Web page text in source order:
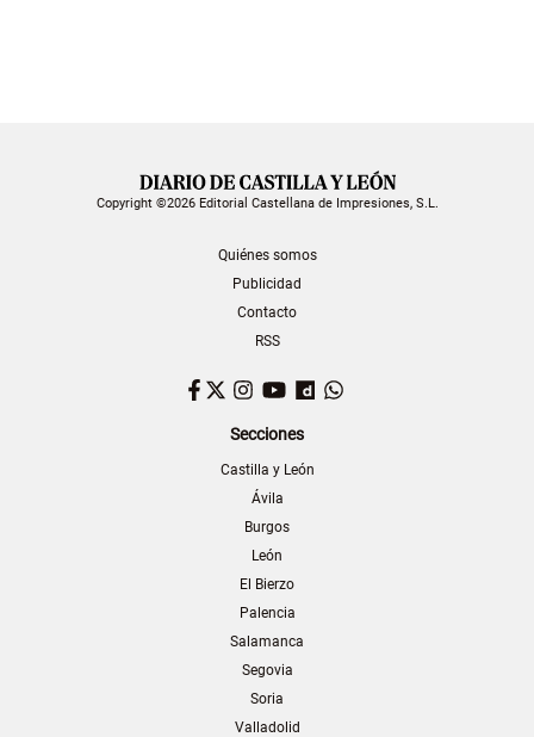
Copyright ©2026 Editorial Castellana de Impresiones, S.L.
Quiénes somos
Publicidad
Contacto
RSS
Facebook
TwitterInstagram
YouTubeDailymotion
Secciones
Castilla y León
Ávila
Burgos
León
El Bierzo
Palencia
Salamanca
Segovia
Soria
Valladolid